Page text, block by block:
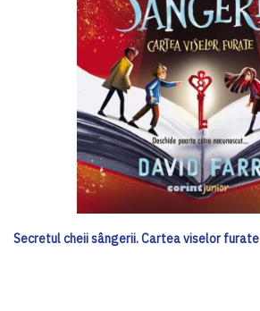
Secretul cheii sângerii. Cartea viselor furate